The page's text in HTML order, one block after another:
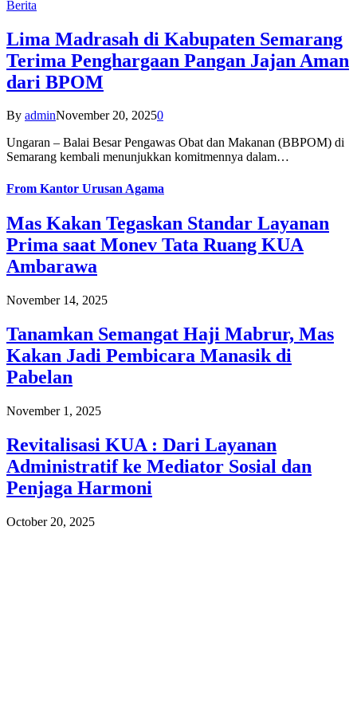
Berita
Lima Madrasah di Kabupaten Semarang
Terima Penghargaan Pangan Jajan Aman
dari BPOM
By adminNovember 20, 20250
Ungaran – Balai Besar Pengawas Obat dan Makanan (BBPOM) di
Semarang kembali menunjukkan komitmennya dalam…
From Kantor Urusan Agama
Mas Kakan Tegaskan Standar Layanan
Prima saat Monev Tata Ruang KUA
Ambarawa
November 14, 2025
Tanamkan Semangat Haji Mabrur, Mas
Kakan Jadi Pembicara Manasik di
Pabelan
November 1, 2025
Revitalisasi KUA : Dari Layanan
Administratif ke Mediator Sosial dan
Penjaga Harmoni
October 20, 2025